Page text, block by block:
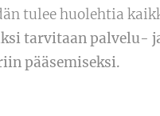
tulee huolehtia
tarvitaan palvelu-
pääsemiseksi.